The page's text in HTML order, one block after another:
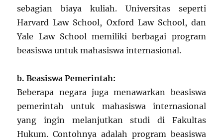
sebagian biaya kuliah. Universitas seperti
Harvard Law School, Oxford Law School, dan
Yale Law School memiliki berbagai program
beasiswa untuk mahasiswa internasional.
b. Beasiswa Pemerintah:
Beberapa negara juga menawarkan beasiswa
pemerintah untuk mahasiswa internasional
yang ingin melanjutkan studi di Fakultas
Hukum. Contohnya adalah program beasiswa